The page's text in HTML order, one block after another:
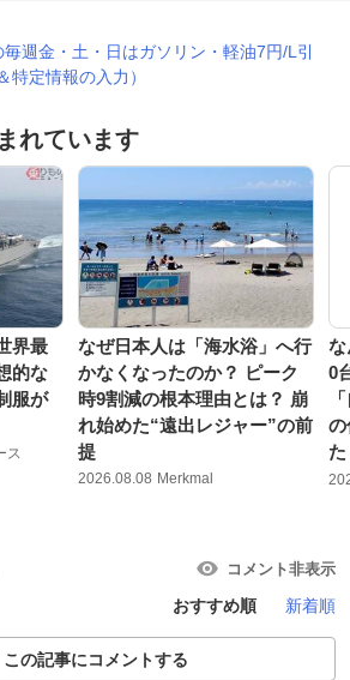
毎週金・土・日はガソリン・軽油7円/L引
特定情報の入力）
れています
界最
的な
服が
ス
なぜ日本人は「海水浴」へ行
かなくなったのか？ ピーク
時9割減の根本理由とは？ 崩
れ始めた“遠出レジャー”の前
提
2026.08.08 Merkmal
な
0
の
コメント非表示
おすすめ順 新着順
この記事にコメントする